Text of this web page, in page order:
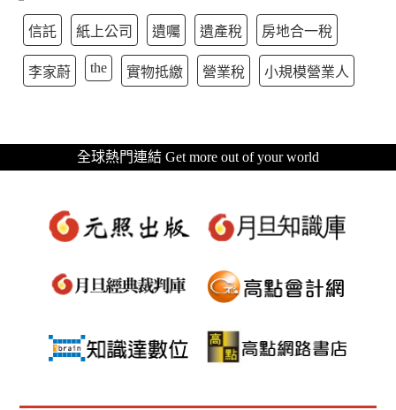
信託 紙上公司 遺囑 遺產稅 房地合一稅
李家蔚 the 實物抵繳 營業稅 小規模營業人
全球熱門連結 Get more out of your world